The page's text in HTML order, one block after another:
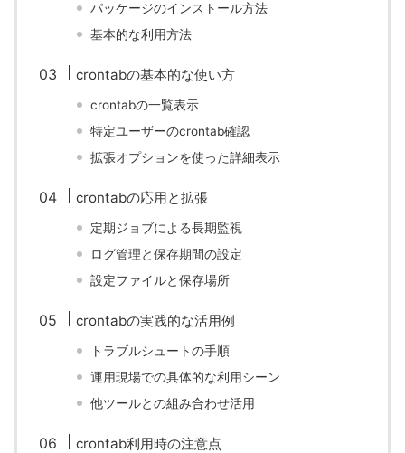
パッケージのインストール方法
基本的な利用方法
crontabの基本的な使い方
crontabの一覧表示
特定ユーザーのcrontab確認
拡張オプションを使った詳細表示
crontabの応用と拡張
定期ジョブによる長期監視
ログ管理と保存期間の設定
設定ファイルと保存場所
crontabの実践的な活用例
トラブルシュートの手順
運用現場での具体的な利用シーン
他ツールとの組み合わせ活用
crontab利用時の注意点